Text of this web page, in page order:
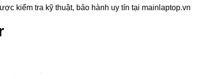
kiểm tra kỹ thuật, bảo hành uy tín tại mainlaptop.vn